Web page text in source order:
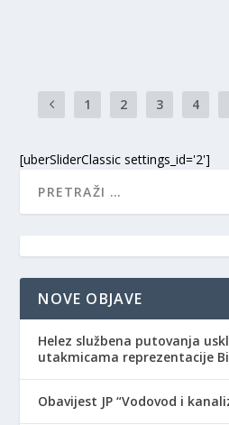
1 2 3 4
[uberSliderClassic settings_id='2']
NOVE OBJAVE
Helez službena putovanja
utakmicama reprezentacije
Obavijest JP “Vodovod i